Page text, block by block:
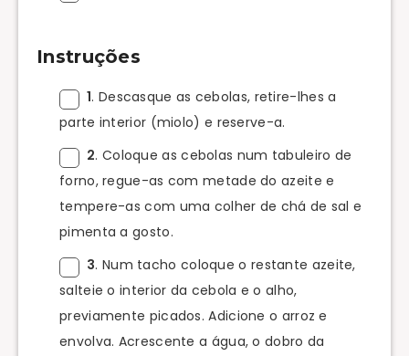
Instruções
1. Descasque as cebolas, retire-lhes a
parte interior (miolo) e reserve-a.
2. Coloque as cebolas num tabuleiro de
forno, regue-as com metade do azeite e
tempere-as com uma colher de chá de sal e
pimenta a gosto.
3. Num tacho coloque o restante azeite,
salteie o interior da cebola e o alho,
previamente picados. Adicione o arroz e
envolva. Acrescente a água, o dobro da